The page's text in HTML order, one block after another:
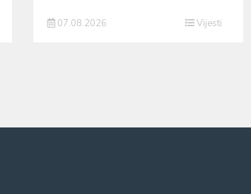
07.08.2026 Vijesti